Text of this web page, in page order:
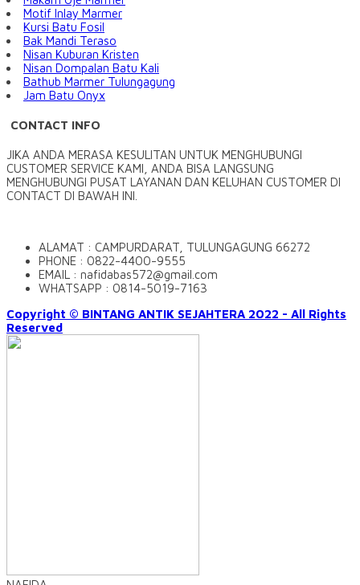
Motif Inlay Marmer
Kursi Batu Fosil
Bak Mandi Teraso
Nisan Kuburan Kristen
Nisan Dompalan Batu Kali
Bathub Marmer Tulungagung
Jam Batu Onyx
CONTACT INFO
JIKA ANDA MERASA KESULITAN UNTUK MENGHUBUNGI
CUSTOMER SERVICE KAMI, ANDA BISA LANGSUNG
MENGHUBUNGI PUSAT LAYANAN DAN KELUHAN CUSTOMER DI
CONTACT DI BAWAH INI.
ALAMAT : CAMPURDARAT, TULUNGAGUNG 66272
PHONE : 0822-4400-9555
EMAIL : nafidabas572@gmail.com
WHATSAPP : 0814-5019-7163
Copyright © BINTANG ANTIK SEJAHTERA 2022 - All Rights
Reserved